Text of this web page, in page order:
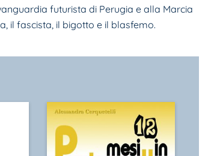
futurista di Perugia e alla Marcia
il fascista, il bigotto e il blasfemo.